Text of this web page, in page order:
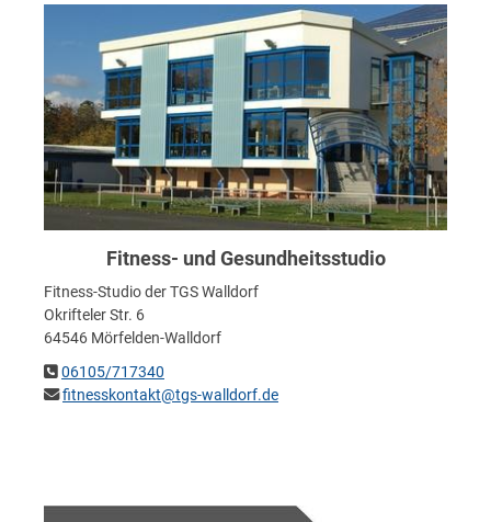
Fitness- und Gesundheitsstudio
Fitness-Studio der TGS Walldorf
Okrifteler Str. 6
64546 Mörfelden-Walldorf
06105/717340
fitnesskontakt@tgs-walldorf.de